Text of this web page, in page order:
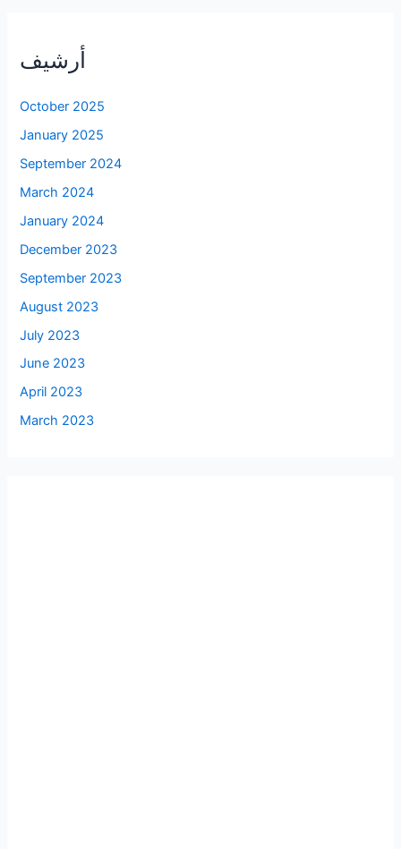
أرشيف
October 2025
January 2025
September 2024
March 2024
January 2024
December 2023
September 2023
August 2023
July 2023
June 2023
April 2023
March 2023